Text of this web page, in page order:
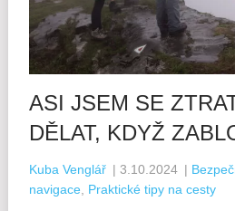
ASI JSEM SE
DĚLAT, KDYŽ
Kuba Venglář | 3.10.2024 |
navigace, Praktické tipy na cesty